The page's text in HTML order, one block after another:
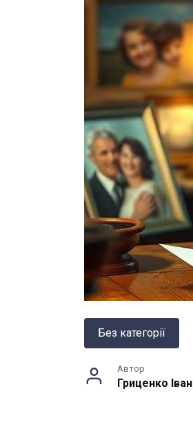
Без категорії
Автор
Гриценко Іван